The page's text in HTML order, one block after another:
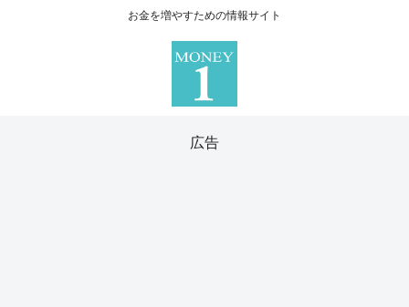
お金を増やすための情報サイト
広告